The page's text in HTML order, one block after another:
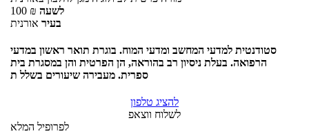
100 ₪ לשעה
בעיר אורנית
סטודנטית למדעי המחשב ומדעי המוח. בוגרת תואר ראשון במדעי
הרפואה. בעלת ניסיון רב בהוראה, הן הפרטית והן במסגרת בית
ספרית. מעבירה שיעורים בשלל ת
להציג טלפון
לשלוח ווצאפ
לפרופיל המלא